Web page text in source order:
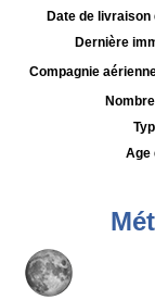
Date de livraison
Dernière
Compagnie
Age